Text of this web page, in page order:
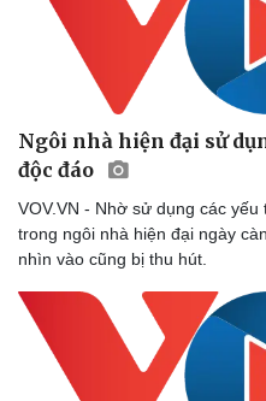
Ngôi nhà hiện đại sử
độc đáo
VOV.VN - Nhờ sử dụng các
trong ngôi nhà hiện đại ngày
nhìn vào cũng bị thu hút.